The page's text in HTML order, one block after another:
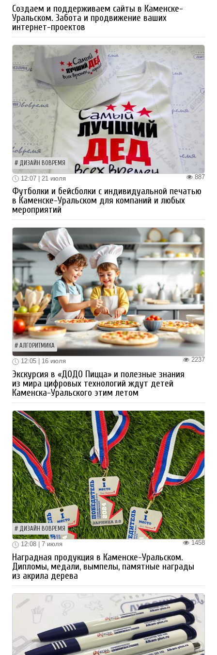
Создаем и поддерживаем сайты в Каменске-
Уральском. Забота и продвижение ваших
интернет-проектов
ДИЗАЙН ВОВРЕМЯ
887
12:07 | 21 июля
Футболки и бейсболки с индивидуальной печатью
в Каменске-Уральском для компаний и любых
мероприятий
АЛГОРИТМИКА
2237
12:05 | 16 июля
Экскурсия в «ДОДО Пицца» и полезные знания
из мира цифровых технологий ждут детей
Каменска-Уральского этим летом
ДИЗАЙН ВОВРЕМЯ
1458
12:08 | 7 июля
Наградная продукция в Каменске-Уральском.
Дипломы, медали, вымпелы, памятные награды
из акрила дерева